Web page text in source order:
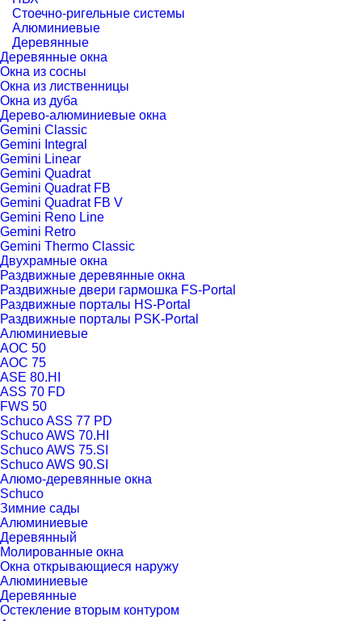
Стоечно-ригельные системы
Алюминиевые
Деревянные
Деревянные окна
Окна из сосны
Окна из лиственницы
Окна из дуба
Дерево-алюминиевые окна
Gemini Classic
Gemini Integral
Gemini Linear
Gemini Quadrat
Gemini Quadrat FB
Gemini Quadrat FB V
Gemini Reno Line
Gemini Retro
Gemini Thermo Classic
Двухрамные окна
Раздвижные деревянные окна
Раздвижные двери гармошка FS-Portal
Раздвижные порталы HS-Portal
Раздвижные порталы PSK-Portal
Алюминиевые
AOC 50
AOC 75
ASE 80.HI
ASS 70 FD
FWS 50
Schuco ASS 77 PD
Schuco AWS 70.HI
Schuco AWS 75.SI
Schuco AWS 90.SI
Алюмо-деревянные окна
Schuco
Зимние сады
Алюминиевые
Деревянный
Молированные окна
Окна открывающиеся наружу
Алюминиевые
Деревянные
Остекление вторым контуром